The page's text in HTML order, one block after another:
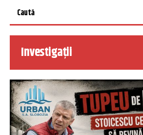
Investigații